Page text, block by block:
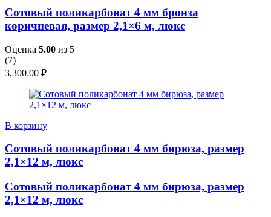
Сотовый поликарбонат 4 мм бронза
коричневая, размер 2,1×6 м, люкс
Оценка 5.00 из 5
(7)
3,300.00 ₽
В корзину
Сотовый поликарбонат 4 мм бирюза, размер
2,1×12 м, люкс
Сотовый поликарбонат 4 мм бирюза, размер
2,1×12 м, люкс